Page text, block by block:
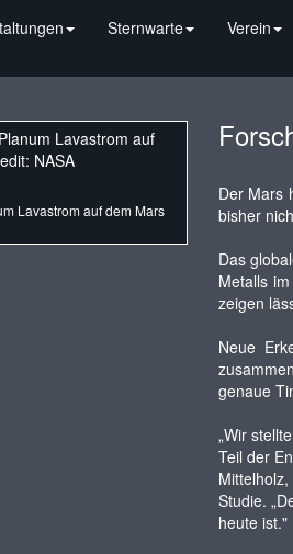
Sternwarte Verein
Lavastrom auf dem Mars
Der Mars
bisher
Das
Metalls
zeigen
Neue
genaue
„Wir
Teil der
Studie.
heute ist."